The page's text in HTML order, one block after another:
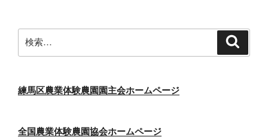
索:
練馬区農業体験農園園主会ホームページ
全国農業体験農園協会ホームページ